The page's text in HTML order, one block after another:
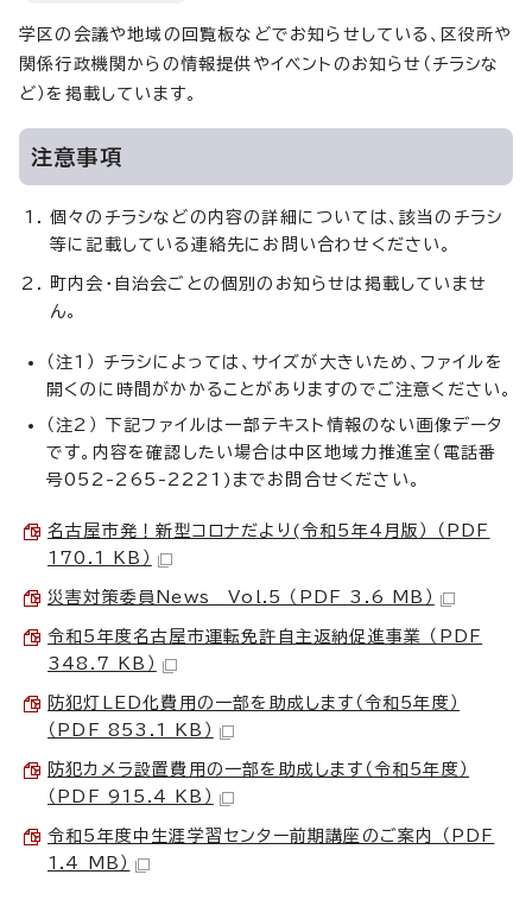
学区の会議や地域の回覧板などでお知らせしている、区役所や
関係行政機関からの情報提供やイベントのお知らせ（チラシな
ど）を掲載しています。
注意事項
個々のチラシなどの内容の詳細については、該当のチラシ
等に記載している連絡先にお問い合わせください。
町内会・自治会ごとの個別のお知らせは掲載していませ
ん。
（注1） チラシによっては、サイズが大きいため、ファイルを
開くのに時間がかかることがありますのでご注意ください。
（注2） 下記ファイルは一部テキスト情報のない画像データ
です。内容を確認したい場合は中区地域力推進室（電話番
号052-265-2221)までお問合せください。
名古屋市発！新型コロナだより(令和5年4月版） （PDF
170.1 KB）
災害対策委員News Vol.5 （PDF 3.6 MB）
令和5年度名古屋市運転免許自主返納促進事業 （PDF
348.7 KB）
防犯灯LED化費用の一部を助成します（令和5年度）
（PDF 853.1 KB）
防犯カメラ設置費用の一部を助成します（令和5年度）
（PDF 915.4 KB）
令和5年度中生涯学習センター前期講座のご案内 （PDF
1.4 MB）